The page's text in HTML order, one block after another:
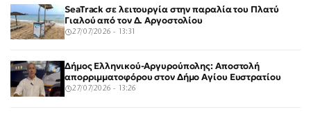
SeaTrack σε λειτουργία στην παραλία του Πλατύ
Γιαλού από τον Δ. Αργοστολίου
27/07/2026 - 13:31
Δήμος Ελληνικού-Αργυρούπολης: Αποστολή
απορριμματοφόρου στον Δήμο Αγίου Ευστρατίου
27/07/2026 - 13:26